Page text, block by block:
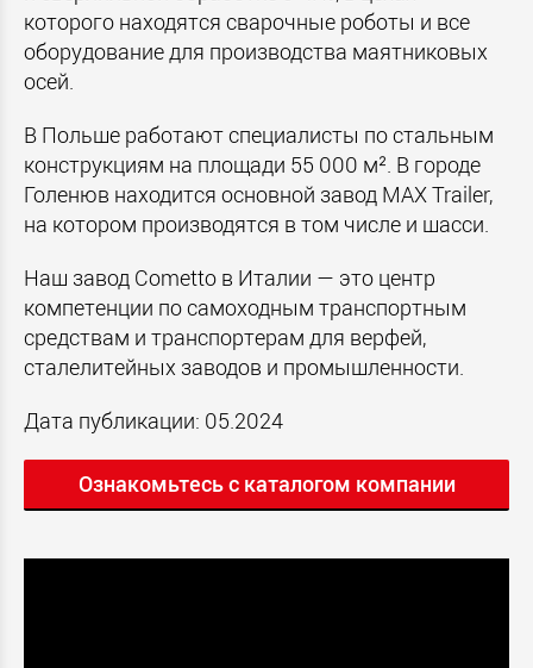
которого находятся сварочные роботы и все
оборудование для производства маятниковых
осей.
В Польше работают специалисты по стальным
конструкциям на площади 55 000 м². В городе
Голенюв находится основной завод MAX Trailer,
на котором производятся в том числе и шасси.
Наш завод Cometto в Италии — это центр
компетенции по самоходным транспортным
средствам и транспортерам для верфей,
сталелитейных заводов и промышленности.
Дата публикации: 05.2024
Ознакомьтесь с каталогом компании